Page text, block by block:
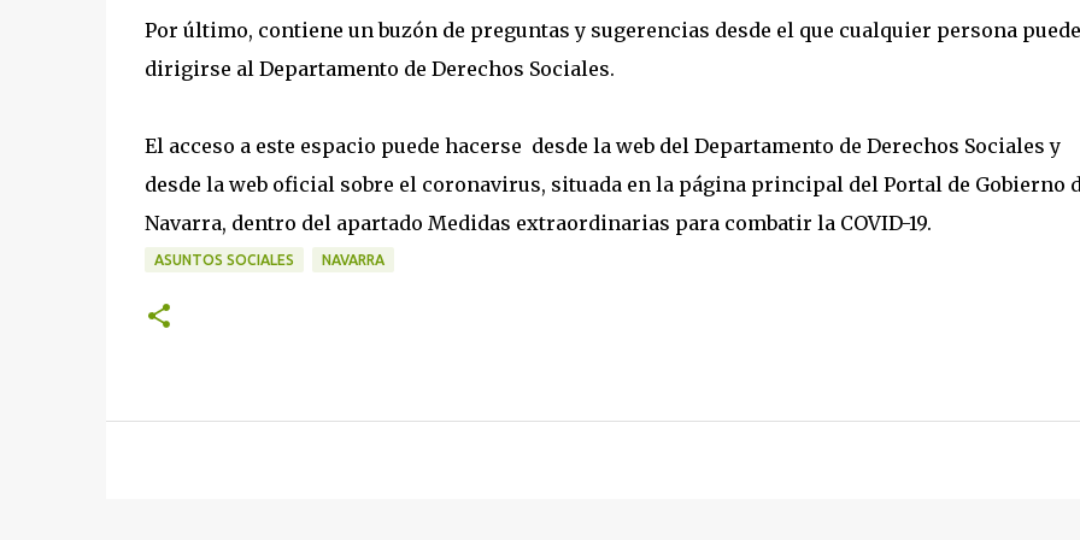
Por último, contiene un buzón de preguntas y sugerencias desde el que cualquier persona puede
dirigirse al Departamento de Derechos Sociales.
El acceso a este espacio puede hacerse desde la web del Departamento de Derechos Sociales y
desde la web oficial sobre el coronavirus, situada en la página principal del Portal de Gobierno
Navarra, dentro del apartado Medidas extraordinarias para combatir la COVID-19.
ASUNTOS SOCIALES NAVARRA